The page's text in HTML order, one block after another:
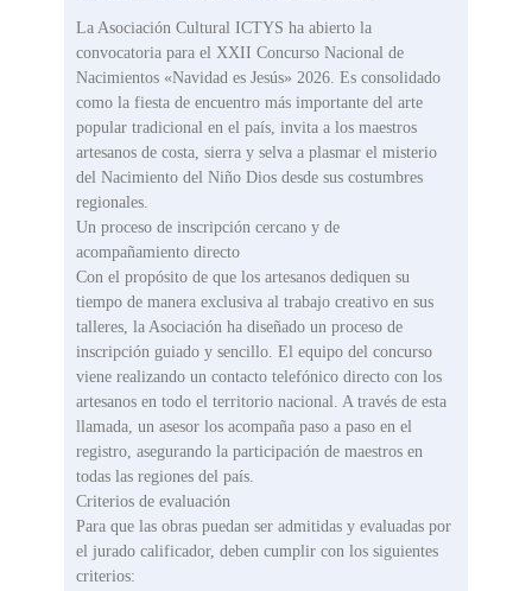
La Asociación Cultural ICTYS ha abierto la
convocatoria para el XXII Concurso Nacional de
Nacimientos «Navidad es Jesús» 2026. Es consolidado
como la fiesta de encuentro más importante del arte
popular tradicional en el país, invita a los maestros
artesanos de costa, sierra y selva a plasmar el misterio
del Nacimiento del Niño Dios desde sus costumbres
regionales.
Un proceso de inscripción cercano y de
acompañamiento directo
Con el propósito de que los artesanos dediquen su
tiempo de manera exclusiva al trabajo creativo en sus
talleres, la Asociación ha diseñado un proceso de
inscripción guiado y sencillo. El equipo del concurso
viene realizando un contacto telefónico directo con los
artesanos en todo el territorio nacional. A través de esta
llamada, un asesor los acompaña paso a paso en el
registro, asegurando la participación de maestros en
todas las regiones del país.
Criterios de evaluación
Para que las obras puedan ser admitidas y evaluadas por
el jurado calificador, deben cumplir con los siguientes
criterios: